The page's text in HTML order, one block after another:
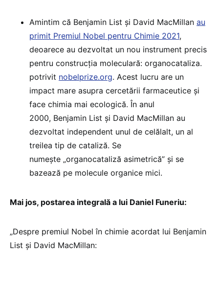
Amintim că Benjamin List și David MacMillan au
primit Premiul Nobel pentru Chimie 2021,
deoarece au dezvoltat un nou instrument precis
pentru construcția moleculară: organocataliza.
potrivit nobelprize.org. Acest lucru are un
impact mare asupra cercetării farmaceutice și
face chimia mai ecologică. În anul
2000, Benjamin List și David MacMillan au
dezvoltat independent unul de celălalt, un al
treilea tip de cataliză. Se
numește „organocataliză asimetrică” și se
bazează pe molecule organice mici.
Mai jos, postarea integrală a lui Daniel Funeriu:
„Despre premiul Nobel în chimie acordat lui Benjamin
List și David MacMillan: